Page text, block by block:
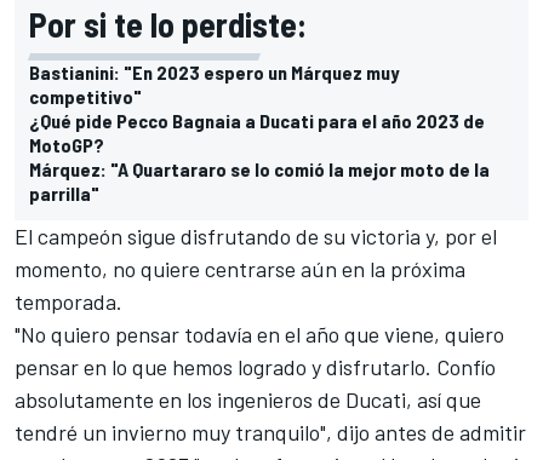
Por si te lo perdiste:
Bastianini: "En 2023 espero un Márquez muy
competitivo"
¿Qué pide Pecco Bagnaia a Ducati para el año 2023 de
MotoGP?
Márquez: "A Quartararo se lo comió la mejor moto de la
parrilla"
El campeón sigue disfrutando de su victoria y, por el
momento, no quiere centrarse aún en la próxima
temporada.
"No quiero pensar todavía en el año que viene, quiero
pensar en lo que hemos logrado y disfrutarlo. Confío
absolutamente en los ingenieros de Ducati, así que
tendré un invierno muy tranquilo", dijo antes de admitir